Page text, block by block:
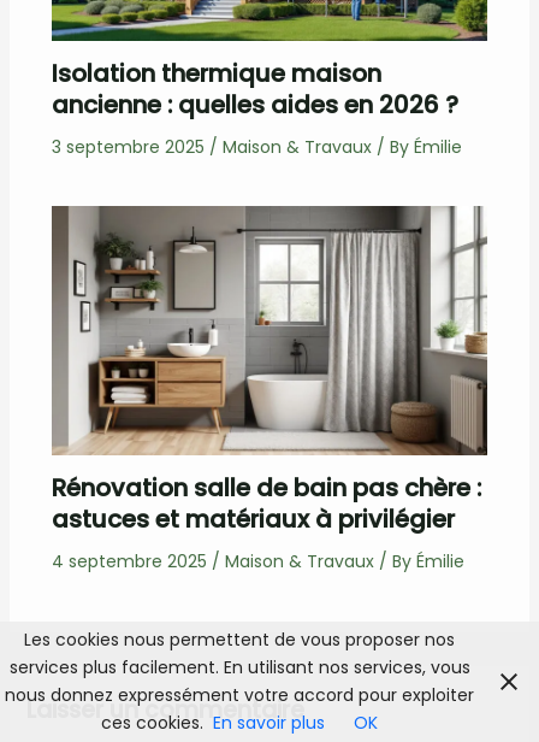
Isolation thermique maison
ancienne : quelles aides en 2026 ?
3 septembre 2025 / Maison & Travaux/ By Émilie
Rénovation salle de bain pas chère :
astuces et matériaux à privilégier
4 septembre 2025 / Maison & Travaux/ By Émilie
Laisser un commentaire
Les cookies nous permettent de vous proposer nos
services plus facilement. En utilisant nos services, vous
nous donnez expressément votre accord pour exploiter
ces cookies. En savoir plus OK